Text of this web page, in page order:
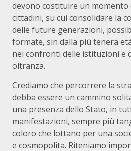
devono costituire un momento
cittadini, su cui consolidare la
delle future generazioni,
formate, sin dalla più tenera
nei confronti delle istituzioni e
oltranza.
Crediamo che percorrere la
debba essere un cammino
una presenza dello Stato, in
manifestazioni, sempre più
coloro che lottano per una
e cosmopolita. Riteniamo